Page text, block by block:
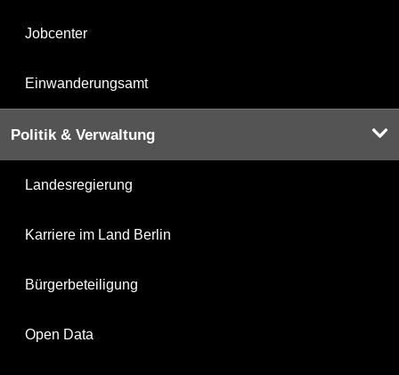
Jobcenter
Einwanderungsamt
Politik & Verwaltung
Landesregierung
Karriere im Land Berlin
Bürgerbeteiligung
Open Data